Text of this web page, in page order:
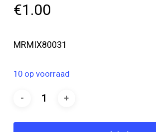
€1.00
MRMIX80031
10 op voorraad